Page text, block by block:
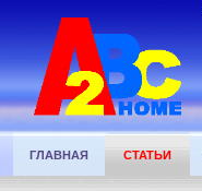
ГЛАВНАЯ СТАТЬИ